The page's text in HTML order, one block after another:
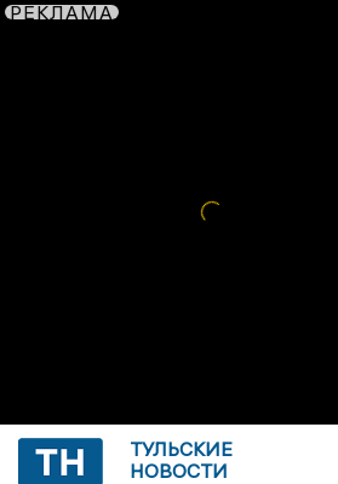
РЕКЛАМА
ТУЛЬСКИЕ
НОВОСТИ